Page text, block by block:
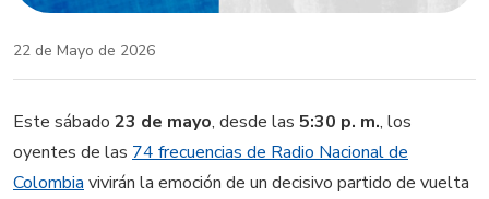
22 de Mayo de 2026
Este sábado 23 de mayo, desde las 5:30 p. m., los
oyentes de las 74 frecuencias de Radio Nacional de
Colombia vivirán la emoción de un decisivo partido de vuelta